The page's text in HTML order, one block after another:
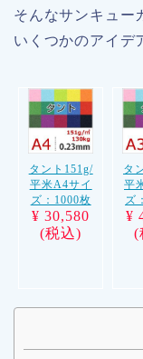
そんなサンキュー
いくつかのアイデ
タント151g/
平米A4サイ
ズ：1000枚
¥ 30,580
(税込)
タ
平
ズ
¥
(